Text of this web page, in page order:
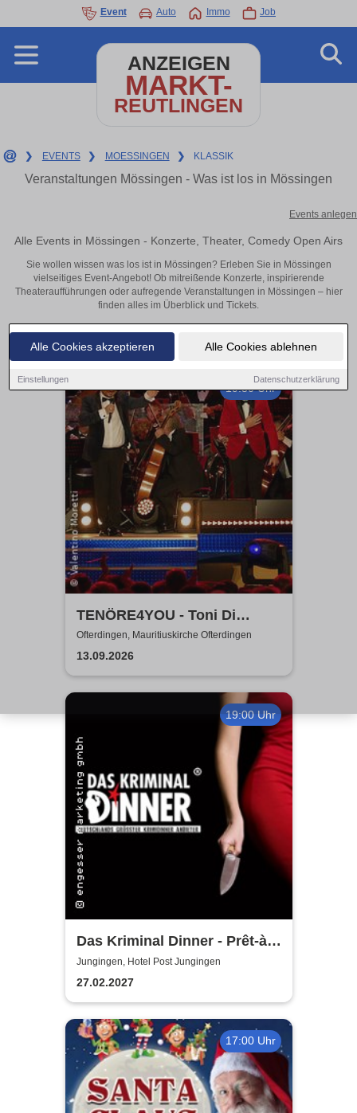
Alle Cookies akzeptieren Alle Cookies ablehnen
Einstellungen Datenschutzerklärung
Event Auto Immo Job
ANZEIGEN
MARKT-
REUTLINGEN
❯ EVENTS ❯ MOESSINGEN ❯ KLASSIK
Veranstaltungen Mössingen - Was ist los in Mössingen
Events anlegen
Alle Events in Mössingen - Konzerte, Theater, Comedy Open Airs
Sie wollen wissen was los ist in Mössingen? Erleben Sie in Mössingen
vielseitiges Event-Angebot! Ob mitreißende Konzerte, inspirierende
Theateraufführungen oder aufregende Veranstaltungen in Mössingen – hier
finden alles im Überblick und Tickets.
19:30 Uhr
TENÖRE4YOU - Toni Di
Napoli & Pietro Pato
Ofterdingen, Mauritiuskirche Ofterdingen
13.09.2026
19:00 Uhr
Das Kriminal Dinner - Prêt-à-
morter - Der letzte Schrei
Jungingen, Hotel Post Jungingen
27.02.2027
17:00 Uhr